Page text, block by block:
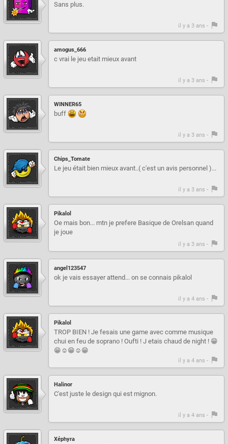
Sans plus.
il y a 3 ans -
amogus_666
c vrai le jeu etait mieux avant
il y a 3 ans -
WINNER65
buff
il y a 3 ans -
Chips_Tomate
Le jeu était bien mieux avant..( c'est un avis personnel )...
il y a 3 ans -
Pikalol
Oe mais bon... mtn je prefere Basique de Orelsan quand
je joue
il y a 3 ans -
angel123547
ok je vais essayer attend... on se connais pikalol
il y a 4 ans -
Pikalol
TROP BIEN ! Je fesais une game avec comme musique
chui en feu de soprano ! Oufti ! J etais chaud de night ! 😁
😁☺😁☺😁
il y a 4 ans -
Halinor
C'est juste le design qui est mignon.
il y a 4 ans -
Xéphyra